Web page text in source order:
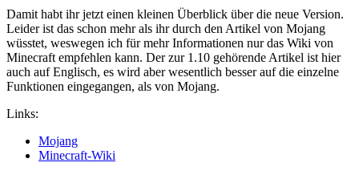
Damit habt ihr jetzt einen kleinen Überblick über die neue Version.
Leider ist das schon mehr als ihr durch den Artikel von Mojang
wüsstet, weswegen ich für mehr Informationen nur das Wiki von
Minecraft empfehlen kann. Der zur 1.10 gehörende Artikel ist hier
auch auf Englisch, es wird aber wesentlich besser auf die einzelne
Funktionen eingegangen, als von Mojang.
Links:
Mojang
Minecraft-Wiki